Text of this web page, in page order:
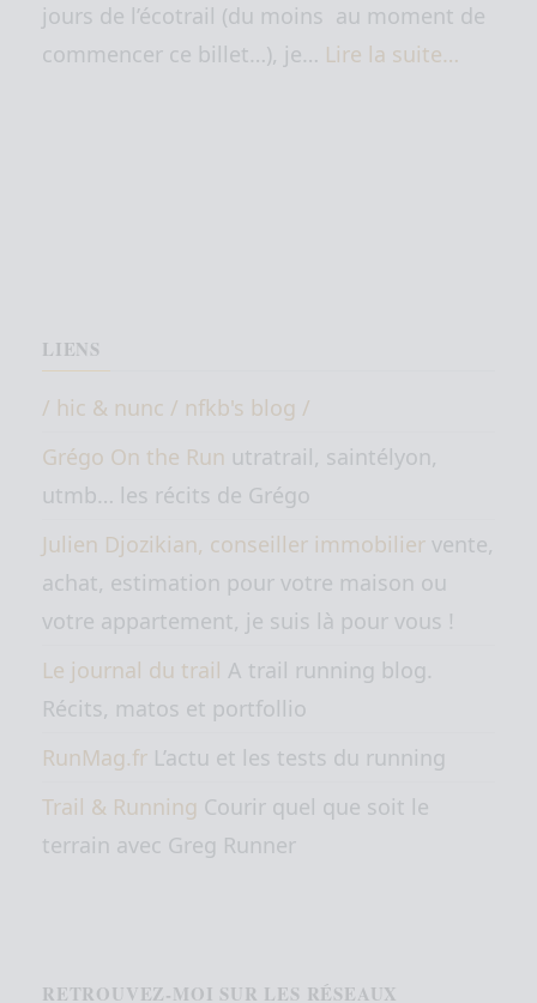
jours de l’écotrail (du moins au moment de
commencer ce billet…), je… Lire la suite…
LIENS
/ hic & nunc / nfkb's blog /
Grégo On the Run utratrail, saintélyon,
utmb… les récits de Grégo
Julien Djozikian, conseiller immobilier vente,
achat, estimation pour votre maison ou
votre appartement, je suis là pour vous !
Le journal du trail A trail running blog.
Récits, matos et portfollio
RunMag.fr L’actu et les tests du running
Trail & Running Courir quel que soit le
terrain avec Greg Runner
RETROUVEZ-MOI SUR LES RÉSEAUX